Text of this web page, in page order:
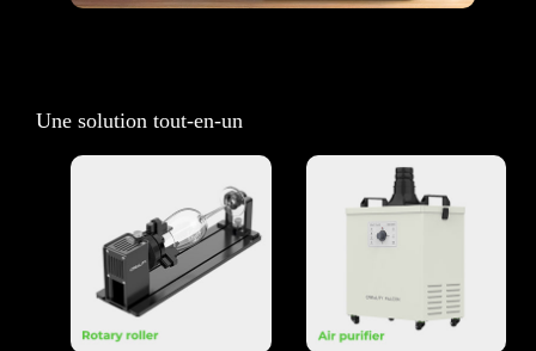
Une solution tout-en-un